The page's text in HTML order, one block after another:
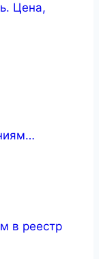
Цена,
в реестр